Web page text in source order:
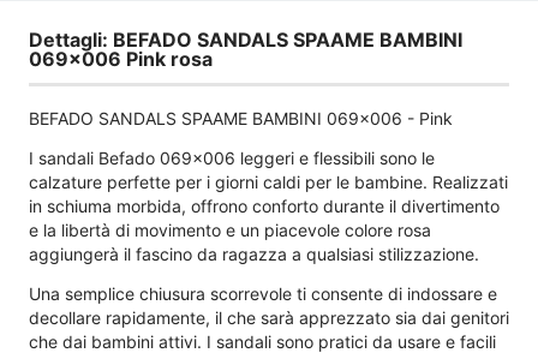
Dettagli: BEFADO SANDALS SPAAME ​​BAMBINI
069x006 Pink rosa
BEFADO SANDALS SPAAME ​​BAMBINI 069x006 - Pink
I sandali Befado 069x006 leggeri e flessibili sono le
calzature perfette per i giorni caldi per le bambine. Realizzati
in schiuma morbida, offrono conforto durante il divertimento
e la libertà di movimento e un piacevole colore rosa
aggiungerà il fascino da ragazza a qualsiasi stilizzazione.
Una semplice chiusura scorrevole ti consente di indossare e
decollare rapidamente, il che sarà apprezzato sia dai genitori
che dai bambini attivi. I sandali sono pratici da usare e facili